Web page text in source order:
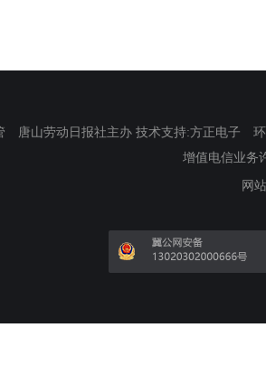
唐山劳动日报社主办 技术支持:方正电子
增值电信业务
网